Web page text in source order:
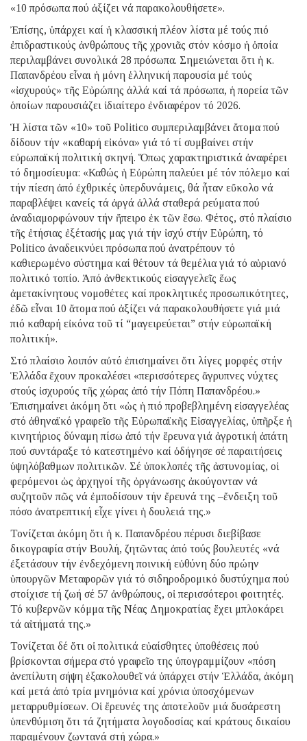
«10 πρόσωπα πού ἀξίζει νά παρακολουθήσετε».
Ἐπίσης, ὑπάρχει καί ἡ κλασσική πλέον λίστα μέ τούς πιό
ἐπιδραστικούς ἀνθρώπους τῆς χρονιᾶς στόν κόσμο ἡ ὁποία
περιλαμβάνει συνολικά 28 πρόσωπα. Σημειώνεται ὅτι ἡ κ.
Παπανδρέου εἶναι ἡ μόνη ἑλληνική παρουσία μέ τούς
«ἰσχυρούς» τῆς Εὐρώπης ἀλλά καί τά πρόσωπα, ἡ πορεία τῶν
ὁποίων παρουσιάζει ἰδιαίτερο ἐνδιαφέρον τό 2026.
Ἡ λίστα τῶν «10» τοῦ Politico συμπεριλαμβάνει ἄτομα πού
δίδουν τήν «καθαρή εἰκόνα» γιά τό τί συμβαίνει στήν
εὐρωπαϊκή πολιτική σκηνή. Ὅπως χαρακτηριστικά ἀναφέρει
τό δημοσίευμα: «Καθώς ἡ Εὐρώπη παλεύει μέ τόν πόλεμο καί
τήν πίεση ἀπό ἐχθρικές ὑπερδυνάμεις, θά ἦταν εὔκολο νά
παραβλέψει κανείς τά ἀργά ἀλλά σταθερά ρεύματα πού
ἀναδιαμορφώνουν τήν ἤπειρο ἐκ τῶν ἔσω. Φέτος, στό πλαίσιο
τῆς ἐτήσιας ἐξέτασής μας γιά τήν ἰσχύ στήν Εὐρώπη, τό
Politico ἀναδεικνύει πρόσωπα πού ἀνατρέπουν τό
καθιερωμένο σύστημα καί θέτουν τά θεμέλια γιά τό αὐριανό
πολιτικό τοπίο. Ἀπό ἀνθεκτικούς εἰσαγγελεῖς ἕως
ἀμετακίνητους νομοθέτες καί προκλητικές προσωπικότητες,
ἐδῶ εἶναι 10 ἄτομα πού ἀξίζει νά παρακολουθήσετε γιά μιά
πιό καθαρή εἰκόνα τοῦ τί “μαγειρεύεται” στήν εὐρωπαϊκή
πολιτική».
Στό πλαίσιο λοιπόν αὐτό ἐπισημαίνει ὅτι λίγες μορφές στήν
Ἑλλάδα ἔχουν προκαλέσει «περισσότερες ἄγρυπνες νύχτες
στούς ἰσχυρούς τῆς χώρας ἀπό τήν Πόπη Παπανδρέου.»
Ἐπισημαίνει ἀκόμη ὅτι «ὡς ἡ πιό προβεβλημένη εἰσαγγελέας
στό ἀθηναϊκό γραφεῖο τῆς Εὐρωπαϊκῆς Εἰσαγγελίας, ὑπῆρξε ἡ
κινητήριος δύναμη πίσω ἀπό τήν ἔρευνα γιά ἀγροτική ἀπάτη
πού συντάραξε τό κατεστημένο καί ὁδήγησε σέ παραιτήσεις
ὑψηλόβαθμων πολιτικῶν. Σέ ὑποκλοπές τῆς ἀστυνομίας, οἱ
φερόμενοι ὡς ἀρχηγοί τῆς ὀργάνωσης ἀκούγονταν νά
συζητοῦν πῶς νά ἐμποδίσουν τήν ἔρευνά της –ἔνδειξη τοῦ
πόσο ἀνατρεπτική εἶχε γίνει ἡ δουλειά της.»
Τονίζεται ἀκόμη ὅτι ἡ κ. Παπανδρέου πέρυσι διεβίβασε
δικογραφία στήν Βουλή, ζητῶντας ἀπό τούς βουλευτές «νά
ἐξετάσουν τήν ἐνδεχόμενη ποινική εὐθύνη δύο πρώην
ὑπουργῶν Μεταφορῶν γιά τό σιδηροδρομικό δυστύχημα πού
στοίχισε τή ζωή σέ 57 ἀνθρώπους, οἱ περισσότεροι φοιτητές.
Τό κυβερνῶν κόμμα τῆς Νέας Δημοκρατίας ἔχει μπλοκάρει
τά αἰτήματά της.»
Τονίζεται δέ ὅτι οἱ πολιτικά εὐαίσθητες ὑποθέσεις πού
βρίσκονται σήμερα στό γραφεῖο της ὑπογραμμίζουν «πόση
ἀνεπίλυτη σήψη ἐξακολουθεῖ νά ὑπάρχει στήν Ἑλλάδα, ἀκόμη
καί μετά ἀπό τρία μνημόνια καί χρόνια ὑποσχόμενων
μεταρρυθμίσεων. Οἱ ἔρευνές της ἀποτελοῦν μιά δυσάρεστη
ὑπενθύμιση ὅτι τά ζητήματα λογοδοσίας καί κράτους δικαίου
παραμένουν ζωντανά στή χώρα.»